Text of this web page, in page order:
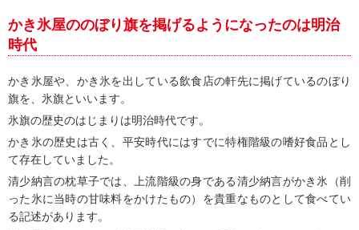
かき氷屋ののぼり旗を掲げるようになったのは明治
時代
かき氷屋や、かき氷を出している飲食店の軒先に掲げているのぼり
旗を、氷旗といいます。
氷旗の歴史のはじまりは明治時代です。
かき氷の歴史は古く、平安時代にはすでに特権階級の嗜好食品とし
て存在していました。
清少納言の枕草子では、上流階級の身である清少納言がかき氷（削
った氷に当時の甘味料をかけたもの）を貴重なものとして食べてい
る記述があります。